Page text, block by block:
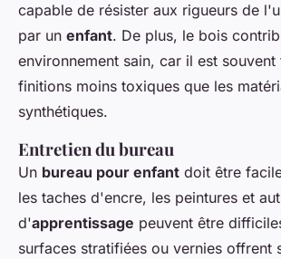
capable de résister aux rigueurs de
par un enfant. De plus, le bois
environnement sain, car il est
finitions moins toxiques que les
synthétiques.
Entretien du bureau
Un bureau pour enfant doit être
les taches d'encre, les peintures et
d'apprentissage peuvent être
surfaces stratifiées ou vernies offrent